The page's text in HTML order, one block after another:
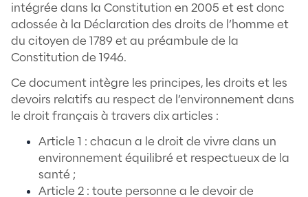
les déclarations sociales, comptables et
paiement de toutes les charges chaque
soient bien faites.
Respects des obligations légales en
d’embauche, déclarations préalables à
contrôle et suivi de la validité des titres
des visites médicales, de la conformité
contrats de travail aux lois et à la
collective, de l’égalité salariales, de